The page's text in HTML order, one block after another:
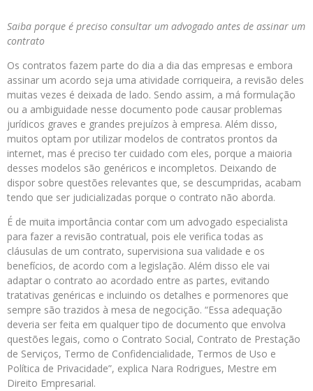
Saiba porque é preciso consultar um advogado antes de assinar um
contrato
Os contratos fazem parte do dia a dia das empresas e embora
assinar um acordo seja uma atividade corriqueira, a revisão deles
muitas vezes é deixada de lado. Sendo assim, a má formulação
ou a ambiguidade nesse documento pode causar problemas
jurídicos graves e grandes prejuízos à empresa. Além disso,
muitos optam por utilizar modelos de contratos prontos da
internet, mas é preciso ter cuidado com eles, porque a maioria
desses modelos são genéricos e incompletos. Deixando de
dispor sobre questões relevantes que, se descumpridas, acabam
tendo que ser judicializadas porque o contrato não aborda.
É de muita importância contar com um advogado especialista
para fazer a revisão contratual, pois ele verifica todas as
cláusulas de um contrato, supervisiona sua validade e os
benefícios, de acordo com a legislação. Além disso ele vai
adaptar o contrato ao acordado entre as partes, evitando
tratativas genéricas e incluindo os detalhes e pormenores que
sempre são trazidos à mesa de negocição. “Essa adequação
deveria ser feita em qualquer tipo de documento que envolva
questões legais, como o Contrato Social, Contrato de Prestação
de Serviços, Termo de Confidencialidade, Termos de Uso e
Política de Privacidade”, explica Nara Rodrigues, Mestre em
Direito Empresarial.